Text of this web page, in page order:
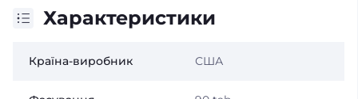
Характеристики
Країна-виробник США